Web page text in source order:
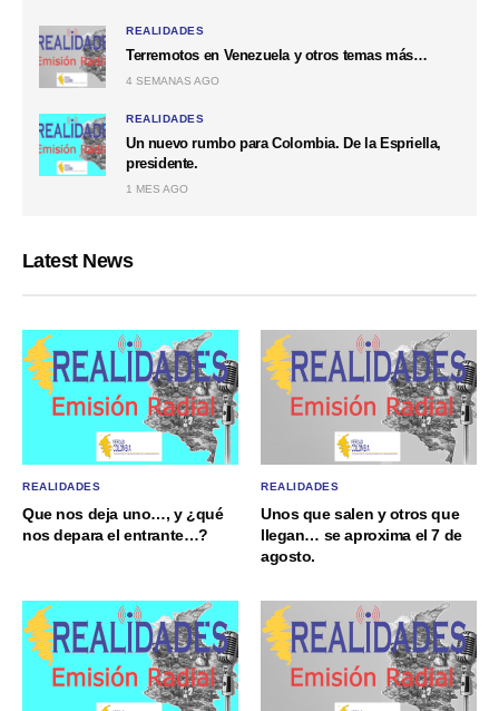
REALIDADES
Terremotos en Venezuela y otros temas más…
4 SEMANAS AGO
REALIDADES
Un nuevo rumbo para Colombia. De la Espriella,
presidente.
1 MES AGO
Latest News
REALIDADES
Que nos deja uno…, y ¿qué
nos depara el entrante…?
REALIDADES
Unos que salen y otros que
llegan… se aproxima el 7 de
agosto.